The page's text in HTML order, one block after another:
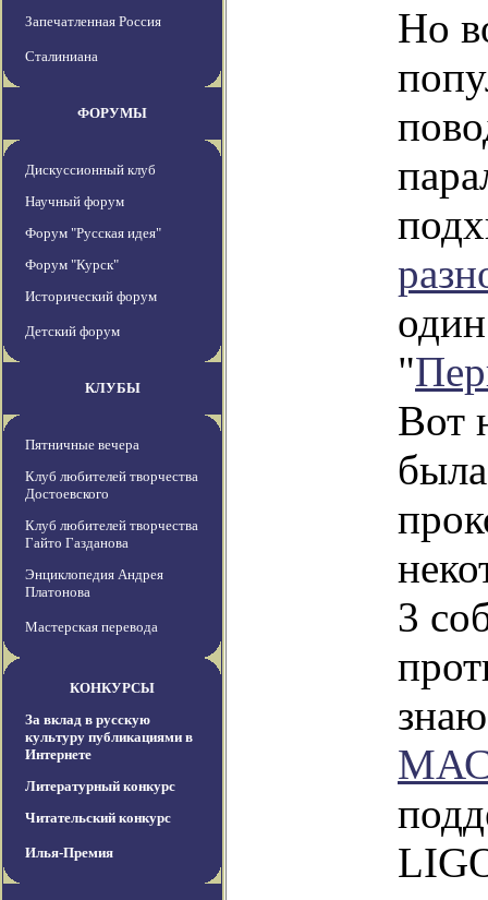
Запечатленная Россия
Сталиниана
ФОРУМЫ
Дискуссионный клуб
Научный форум
Форум "Русская идея"
Форум "Курск"
Исторический форум
Детский форум
КЛУБЫ
Пятничные вечера
Клуб любителей творчества
Достоевского
Клуб любителей творчества
Гайто Газданова
Энциклопедия Андрея
Платонова
Мастерская перевода
КОНКУРСЫ
За вклад в русскую
культуру публикациями в
Интернете
Литературный конкурс
Читательский конкурс
Илья-Премия
Но
"
Вот
3